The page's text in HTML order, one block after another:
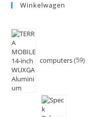
Winkelwagen
computers 59